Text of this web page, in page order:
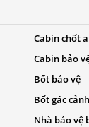
Cabin chốt
Cabin bảo
Bốt bảo vệ
Bốt gác
Nhà bảo vệ